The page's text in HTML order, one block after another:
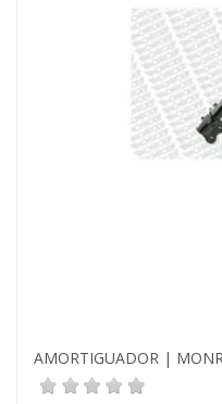
AMORTIGUADOR |